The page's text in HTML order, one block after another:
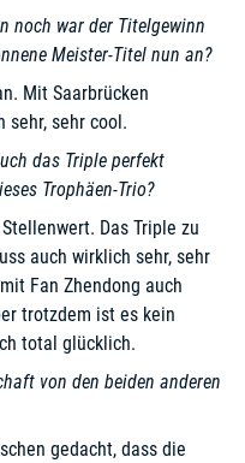
noch war der Titelgewinn
Meister-Titel nun an?
Mit Saarbrücken
sehr, sehr cool.
das Triple perfekt
Trophäen-Trio?
Das Triple zu
auch wirklich sehr, sehr
Fan Zhendong auch
trotzdem ist es kein
total glücklich.
von den beiden anderen
gedacht, dass die